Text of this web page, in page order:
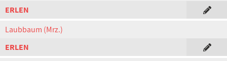
ERLEN
Laubbaum (Mrz.)
ERLEN